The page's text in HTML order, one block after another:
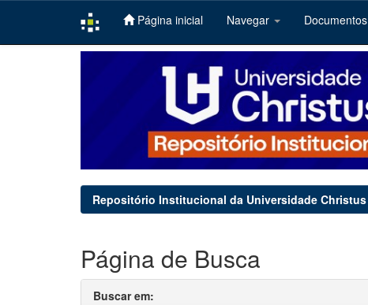
Página inicial Navegar Documentos
Repositório Institucional da Universidade Christus
Página de Busca
Buscar em: